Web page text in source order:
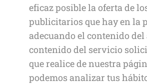
eficaz posible la oferta de
publicitarios que hay en la
adecuando el contenido
contenido del servicio
que realice de nuestra
podemos analizar tus